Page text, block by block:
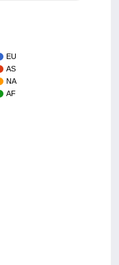
EU
AS
NA
AF